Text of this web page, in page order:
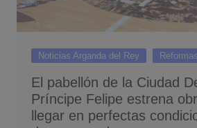
Noticias Arganda del Rey Reformas
El pabellón de la Ciudad
Príncipe Felipe estrena
llegar en perfectas